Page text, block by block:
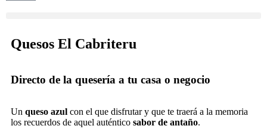
Quesos El Cabriteru
Directo de la quesería a tu casa o negocio
Un queso azul con el que disfrutar y que te traerá a la memoria
los recuerdos de aquel auténtico sabor de antaño.